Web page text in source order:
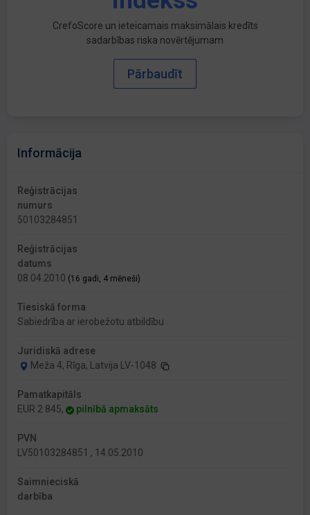
CrefoScore un ieteicamais maksimālais kredīts
sadarbības riska novērtējumam
Pārbaudīt
Informācija
Reģistrācijas
numurs
50103284851
Reģistrācijas
datums
08.04.2010 (16 gadi, 4 mēneši)
Tiesiskā forma
Sabiedrība ar ierobežotu atbildību
Juridiskā adrese
Meža 4, Rīga, Latvija LV-1048
Pamatkapitāls
EUR 2 845,
pilnībā apmaksāts
PVN
LV50103284851 , 14.05.2010
Saimnieciskā
darbība